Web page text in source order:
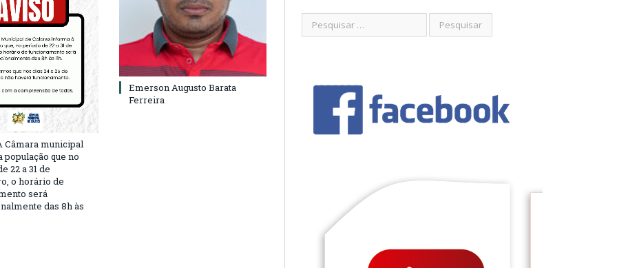
Câmara municipal
população que no
22 a 31 de
o horário de
será
das 8h às
Emerson Augusto Barata
Ferreira